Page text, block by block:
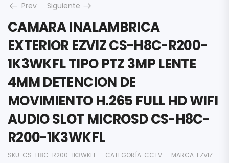
Prev
Siguiente
CAMARA INALAMBRICA
EXTERIOR EZVIZ CS-H8C-R200-
1K3WKFL TIPO PTZ 3MP LENTE
4MM DETENCION DE
MOVIMIENTO H.265 FULL HD WIFI
AUDIO SLOT MICROSD CS-H8C-
R200-1K3WKFL
SKU: CS-H8C-R200-1K3WKFL CATEGORÍA: CCTV MARCA: EZVIZ